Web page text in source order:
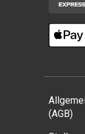
(AGB)